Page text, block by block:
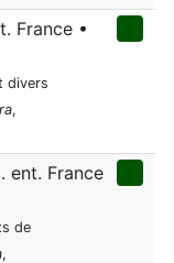
France •
divers
,
ent. France
de
,